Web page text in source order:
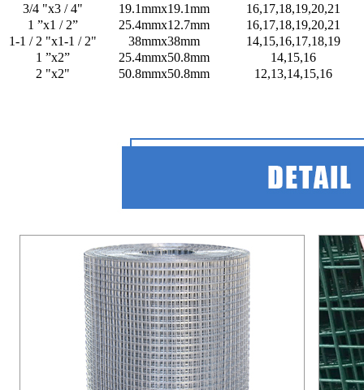
3/4 "x3 / 4"
19.1mmx19.1mm
16,17,18,19,20,21
1 ”x1 / 2”
25.4mmx12.7mm
16,17,18,19,20,21
1-1 / 2 "x1-1 / 2"
38mmx38mm
14,15,16,17,18,19
1 ”x2”
25.4mmx50.8mm
14,15,16
2 "x2"
50.8mmx50.8mm 12,13,14,15,16